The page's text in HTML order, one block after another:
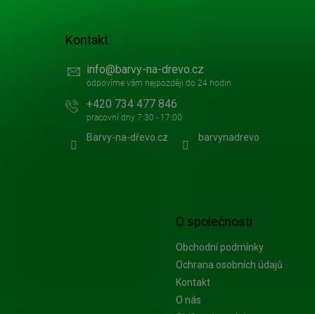
O společnosti
Obchodní podmínky
Ochrana osobních údajů
Kontakt
O nás
Kontakt
info@barvy-na-drevo.cz
+420 734 477 846
Barvy-na-dřevo.cz barvynadrevo